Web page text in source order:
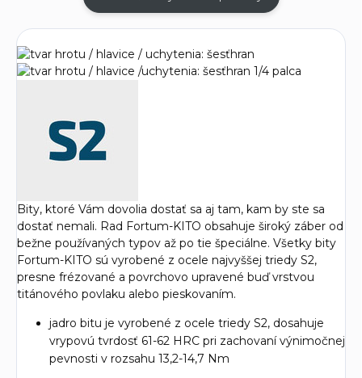
Bity, ktoré Vám dovolia dostať sa aj tam, kam by ste sa
dostať nemali. Rad Fortum-KITO obsahuje široký záber od
bežne používaných typov až po tie špeciálne. Všetky bity
Fortum-KITO sú vyrobené z ocele najvyššej triedy S2,
presne frézované a povrchovo upravené buď vrstvou
titánového povlaku alebo pieskovaním.
jadro bitu je vyrobené z ocele triedy S2, dosahuje
vrypovú tvrdosť 61-62 HRC pri zachovaní výnimočnej
pevnosti v rozsahu 13,2-14,7 Nm